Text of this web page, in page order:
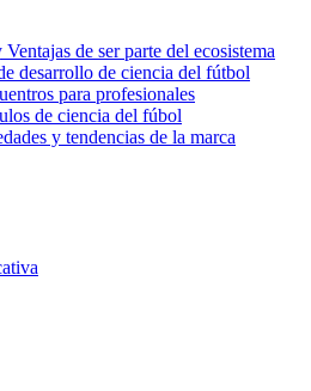
Ventajas de ser parte del ecosistema
desarrollo de ciencia del fútbol
para profesionales
de ciencia del fúbol
y tendencias de la marca